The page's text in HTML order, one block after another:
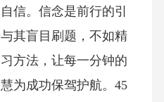
信。信念是前行的引
其盲目刷题，不如精
方法，让每一分钟的
为成功保驾护航。45